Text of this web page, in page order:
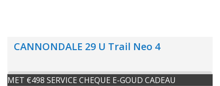
CANNONDALE 29 U Trail Neo 4
MET €498 SERVICE CHEQUE E-GOUD CADEAU